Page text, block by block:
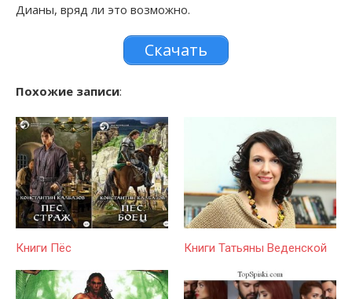
Дианы, вряд ли это возможно.
Скачать
Похожие записи:
Книги Пёс Книги Татьяны Веденской